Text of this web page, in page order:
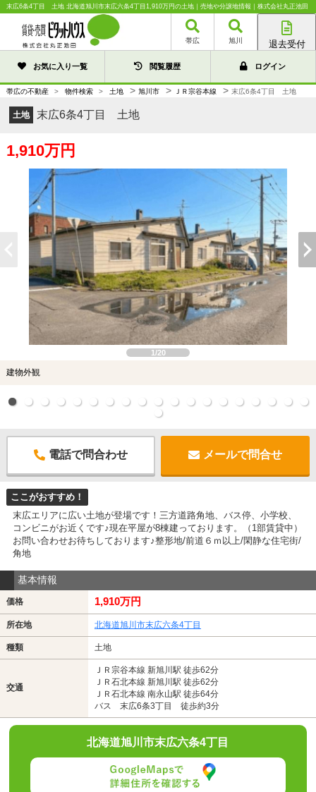
末広6条4丁目 土地 北海道旭川市末広六条4丁目1,910万円の土地｜売地や分譲地情報｜株式会社丸正池田
帯広 旭川 退去受付
旭川店
お気に入り一覧 閲覧履歴 ログイン
帯広の不動産 > 物件検索 > 土地 > 旭川市 > ＪＲ宗谷本線 > 末広6条4丁目 土地
土地 末広6条4丁目 土地
1,910万円
1/20
建物外観
電話で問合わせ メールで問合せ
ここがおすすめ！
末広エリアに広い土地が登場です！三方道路角地、バス停、小学校、
コンビニがお近くです♪現在平屋が8棟建っております。（1部賃貸中）
お問い合わせお待ちしております♪整形地/前道６ｍ以上/閑静な住宅街/
角地
基本情報
価格 1,910万円
所在地 北海道旭川市末広六条4丁目
種類 土地
交通
ＪＲ宗谷本線 新旭川駅 徒歩62分
ＪＲ石北本線 新旭川駅 徒歩62分
ＪＲ石北本線 南永山駅 徒歩64分
バス 末広6条3丁目 徒歩約3分
北海道旭川市末広六条4丁目